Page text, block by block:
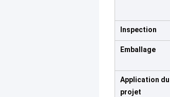
Inspection
Emballage
Application du
projet